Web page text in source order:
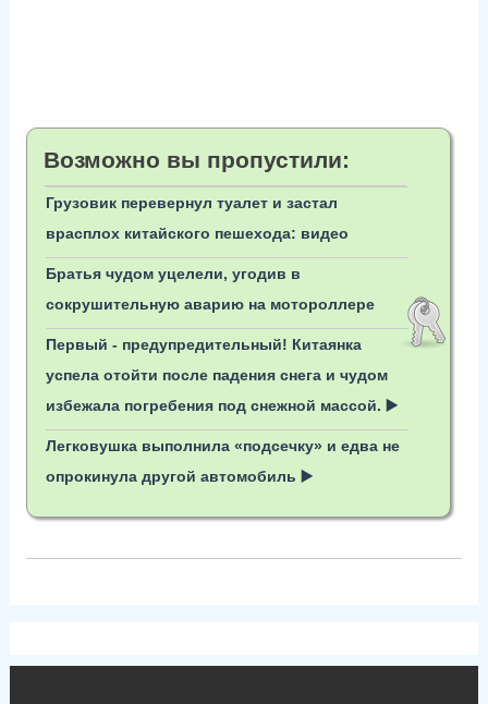
Возможно вы пропустили:
Грузовик перевернул туалет и застал
врасплох китайского пешехода: видео
Братья чудом уцелели, угодив в
сокрушительную аварию на мотороллере
Первый - предупредительный! Китаянка
успела отойти после падения снега и чудом
избежала погребения под снежной массой. ▶️
Легковушка выполнила «подсечку» и едва не
опрокинула другой автомобиль ▶️